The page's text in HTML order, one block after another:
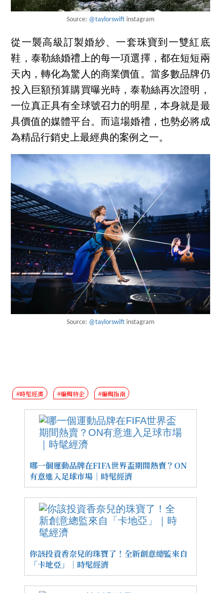
Source: @taylorswift instagram
從一襲高級訂製婚紗、一套珠寶到一雙紅底
鞋，泰勒絲婚禮上的每一項選擇，都在短短兩
天內，轉化為驚人的商業價值。當多數品牌仍
投入巨額預算購買曝光時，泰勒絲再次證明，
一位真正具有全球號召力的明星，本身就是最
具價值的媒體平台。而這場婚禮，也勢必將成
為精品行銷史上最經典的案例之一。
Source: @taylorswift instagram
#時髦經濟 #編輯特企 #編輯指南
哪一個運動品牌在FIFA世界盃期間熱賣？ON
有意進入足球市場｜時髦經濟
你該投資香奈兒的珠寶了！全新創意總監來自
「卡地亞」｜時髦經濟